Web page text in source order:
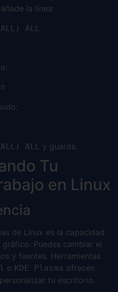
la línea:
ALL
ALL y guarda.
Tu
en Linux
de Linux es la capacidad
Puedes cambiar el
y fuentes. Herramientas
o KDE Plasma ofrecen
tu escritorio.